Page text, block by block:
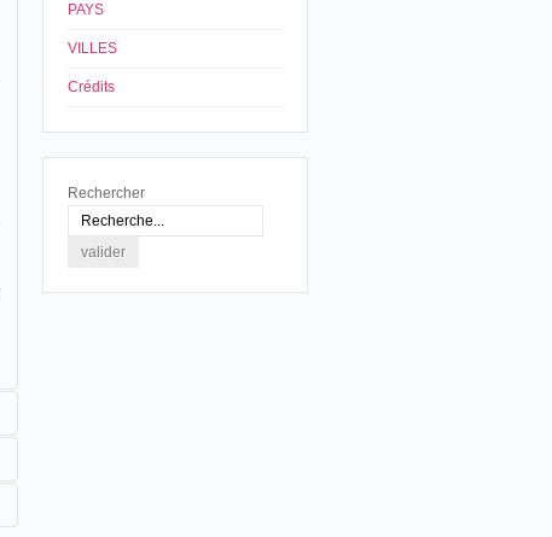
PAYS
VILLES
Crédits
Rechercher